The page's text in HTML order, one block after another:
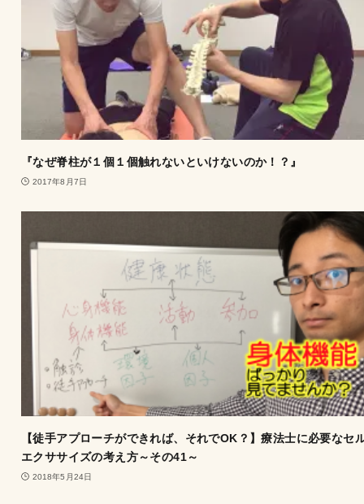
『なぜ脊柱が１個１個触れないといけないのか！？』
2017年8月7日
【徒手アプローチができれば、それでOK？】療法士に必要なセ
エクササイズの考え方～その41～
2018年5月24日